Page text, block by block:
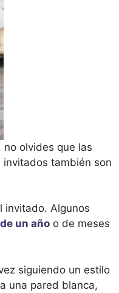
no olvides que las
invitados también son
invitado. Algunos
un año o de meses
siguiendo un estilo
una pared blanca,